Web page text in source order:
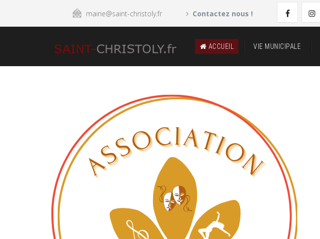
mairie@saint-christoly.fr Contactez nous !
ACCUEIL VIE MUNICIPALE